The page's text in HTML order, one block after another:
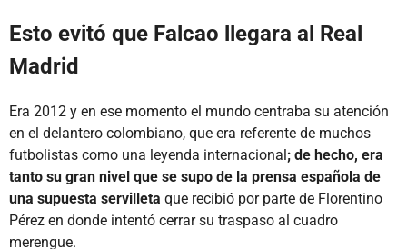
Esto evitó que Falcao llegara al Real
Madrid
Era 2012 y en ese momento el mundo centraba su atención
en el delantero colombiano, que era referente de muchos
futbolistas como una leyenda internacional; de hecho, era
tanto su gran nivel que se supo de la prensa española de
una supuesta servilleta que recibió por parte de Florentino
Pérez en donde intentó cerrar su traspaso al cuadro
merengue.